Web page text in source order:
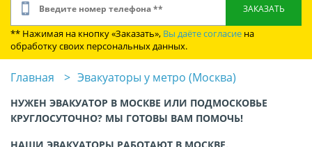
** Нажимая на кнопку «Заказать», Вы даёте согласие на
обработку своих персональных данных.
Главная Эвакуаторы у метро (Москва)
НУЖЕН ЭВАКУАТОР В МОСКВЕ ИЛИ ПОДМОСКОВЬЕ
КРУГЛОСУТОЧНО? МЫ ГОТОВЫ ВАМ ПОМОЧЬ!